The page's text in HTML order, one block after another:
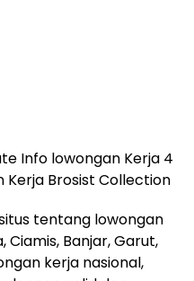
Info lowongan Kerja 4
Kerja Brosist Collection
tentang lowongan
Ciamis, Banjar, Garut,
kerja nasional,